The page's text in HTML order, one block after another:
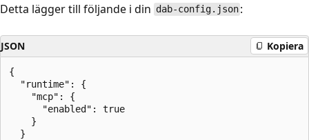
Detta lägger till följande i din dab-config.json :
JSON Kopiera
{
  "runtime": {
    "mcp": {
      "enabled": true
    }
  }